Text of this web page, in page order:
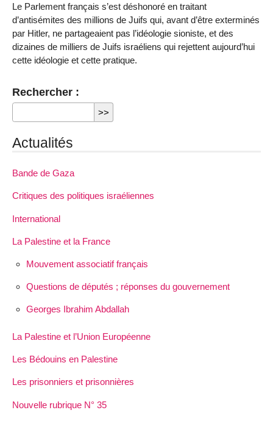
Le Parlement français s’est déshonoré en traitant
d’antisémites des millions de Juifs qui, avant d’être exterminés
par Hitler, ne partageaient pas l’idéologie sioniste, et des
dizaines de milliers de Juifs israéliens qui rejettent aujourd’hui
cette idéologie et cette pratique.
Rechercher :
Actualités
Bande de Gaza
Critiques des politiques israéliennes
International
La Palestine et la France
Mouvement associatif français
Questions de députés ; réponses du gouvernement
Georges Ibrahim Abdallah
La Palestine et l’Union Européenne
Les Bédouins en Palestine
Les prisonniers et prisonnières
Nouvelle rubrique N° 35